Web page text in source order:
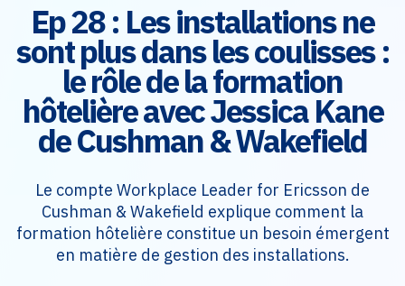
Ep 28 : Les installations ne
sont plus dans les coulisses :
le rôle de la formation
hôtelière avec Jessica Kane
de Cushman & Wakefield
Le compte Workplace Leader for Ericsson de
Cushman & Wakefield explique comment la
formation hôtelière constitue un besoin émergent
en matière de gestion des installations.